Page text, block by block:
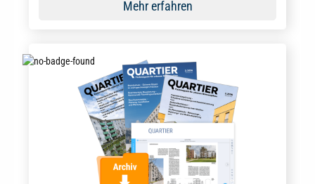
Mehr erfahren